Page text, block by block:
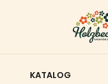
KATALOG